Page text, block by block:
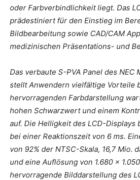
oder Farbverbindlichkeit liegt. Das
prädestiniert für den Einstieg im
Bildbearbeitung sowie CAD/CAM
medizinischen Präsentations- und
Das verbaute S-PVA Panel des NEC
stellt Anwendern vielfältige Vorteile
hervorragenden Farbdarstellung
hohen Schwarzwert und einem
auf. Die Helligkeit des LCD-Displays
bei einer Reaktionszeit von 6 ms.
von 92% der NTSC-Skala, 16,7 Mio.
und eine Auflösung von 1.680 x
hervorragende Bilddarstellung des